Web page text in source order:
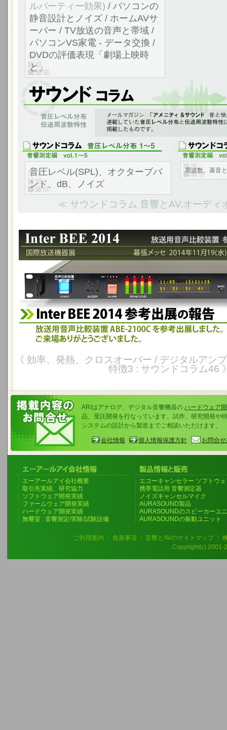
ルパーティー効果) / パソコンの
静音設計とノイズ / ホームAVサ
ーバー / TV放送の音声と帯域 /
パソコンVS家電 - データ交換 /
DVDの評価表現「劇場上映時
と」
音響測定、音圧レベル分布、伝送周波数特性
「アメニティ＆サウンド 音と快適の空間へ」のvol.1～10に連載していた
連したコラムをサウンド コラムのページに編集して掲載しました。
音圧レベル(SPL)、オクターブバ
ンド、dB、ノイズ
周波数、基音
≪ サウンドコラム 音響とAV,オーディ
Inter BEE 2014 参考出品の報告 - 幕張メッセ 2014年11月
放送用音声比較装置 ABE-2100Cを国際放送機器展に参考出展しました。
《 効率、発熱、クロスオーバー / デジタルアン
特徴3 : サウンドコラム46
ARIはアナログ、デジタル音響機器の ハードウェア
品、受託開発を行なっています。試作、研究開発や
システムの設計から製造までご相談いただけます。
会社情報 個人情報保護方針 お問合
エーアールアイ会社概要
取引先実績、研究協力
ソフトウェア開発実績
ファームウェア開発実績
ハードウェア開発実績
無響室 : 音響測定/実験/試験設備
エコーキャンセラー ソフトウ
携帯電話用 音響測定器
ノイズキャンセルマイク
AURASOUND製品
AURASOUNDのスピーカーユ
AURASOUNDの振動ユニット
ご利用案内 免責事項 音響とAVのサイトマップ
Copyright(c) 2001-